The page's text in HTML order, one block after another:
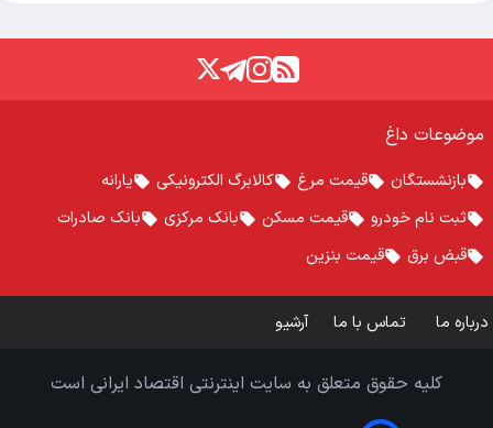
موضوعات داغ
بازنشستگان قیمت مرغ کالابرگ الکترونیکی
یارانه
ثبت نام خودرو
قیمت مسکن بانک مرکزی
بانک صادرات
قبض برق
قیمت بنزین
درباره ما تماس با ما آرشیو
کلیه حقوق متعلق به سایت اینترنتی اقتصاد ایرانی است